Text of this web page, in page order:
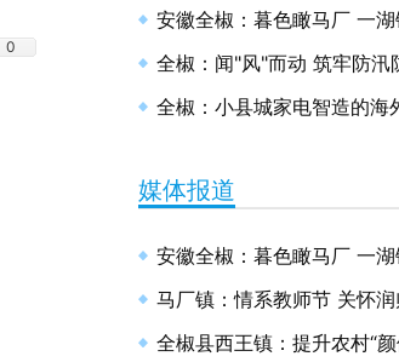
0
安徽全椒：暮色瞰马厂 一
全椒：小县城家电智造的海
媒体报道
安徽全椒：暮色瞰马厂 一
马厂镇：情系教师节 关怀